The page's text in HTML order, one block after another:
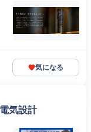
気になる
気設計